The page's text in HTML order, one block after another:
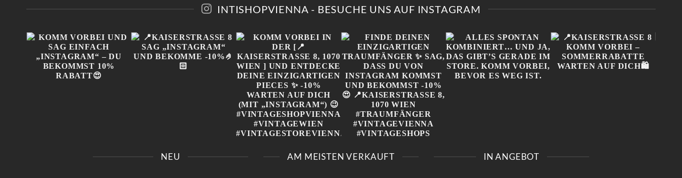
AUF
DER
PRODUKTSEITE
GEWÄHLT
WERDEN
AUF.
DIE
AUF
DER
PRODUKTSEITE
INTISHOPVIENNA - BESUCHE UNS AUF INSTAGRAM
EKOMME -10%🤌🏻
070 WIEN ] UND E
TRAUMFÄNGER ✨ SAG,
DAS GIBT’S GERADE IM
NEU AM MEISTEN VERKAUFT IN ANGEBOT